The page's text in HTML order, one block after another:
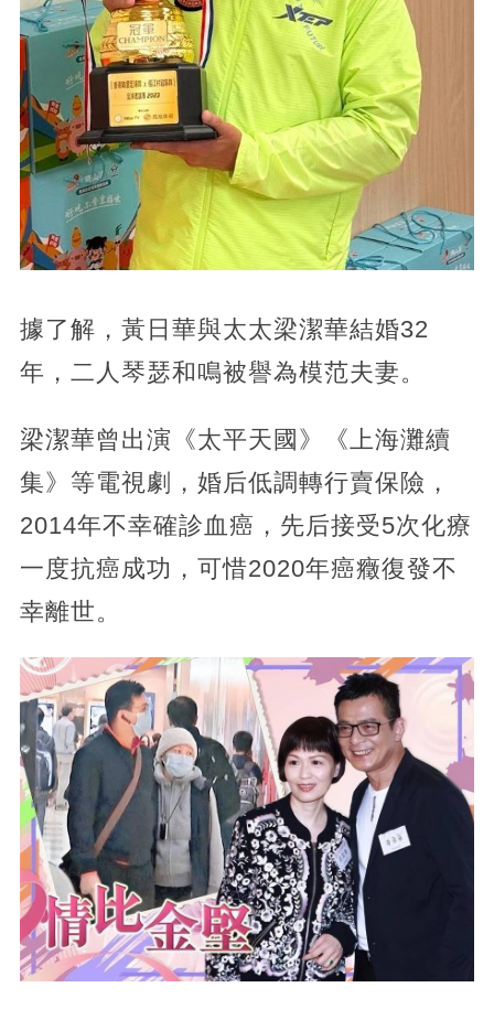
據了解，黃日華與太太梁潔華結婚32
年，二人琴瑟和鳴被譽為模范夫妻。
梁潔華曾出演《太平天國》《上海灘續
集》等電視劇，婚后低調轉行賣保險，
2014年不幸確診血癌，先后接受5次化療
一度抗癌成功，可惜2020年癌癥復發不
幸離世。